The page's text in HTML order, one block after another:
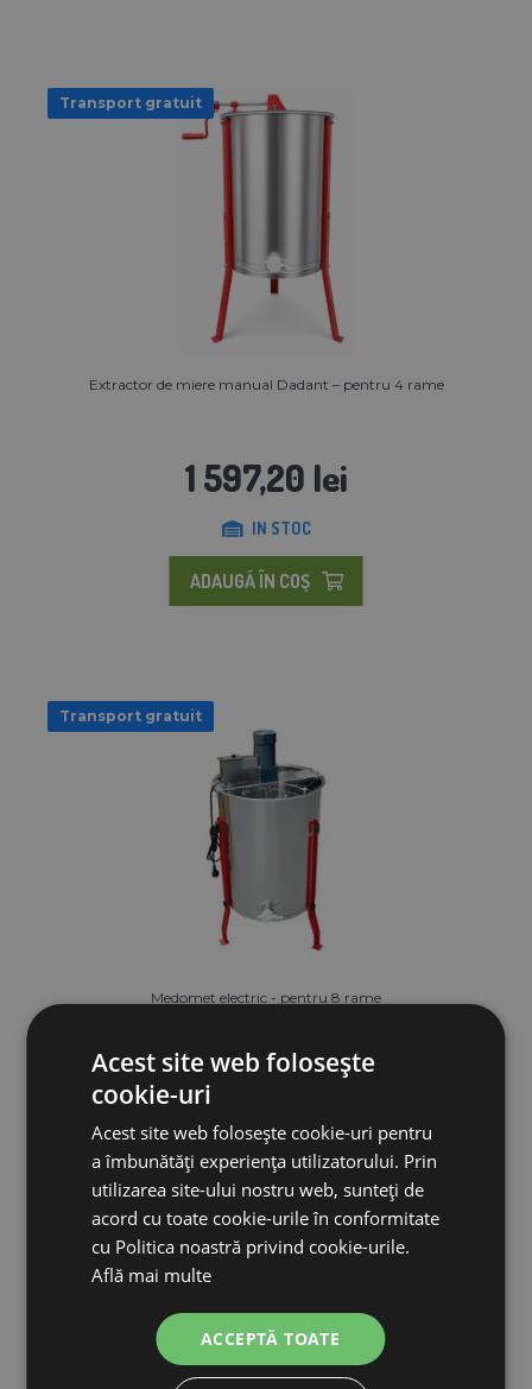
Transport gratuit
Extractor de miere manual Dadant – pentru 4 rame
1 597,20 lei
IN STOC
ADAUGĂ ÎN COŞ
Transport gratuit
Medomet electric - pentru 8 rame
3 849,78 lei
IN STOC
ADAUGĂ ÎN COŞ
Reducere 34%
Acest site web folosește
cookie-uri
Acest site web folosește cookie-uri pentru
a îmbunătăți experiența utilizatorului. Prin
utilizarea site-ului nostru web, sunteți de
acord cu toate cookie-urile în conformitate
cu Politica noastră privind cookie-urile.
Află mai multe
ACCEPTĂ TOATE